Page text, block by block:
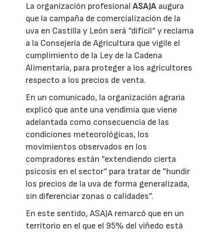
La organización profesionalASAJA augura
que la campaña de comercialización de la
uva en Castilla y León será “difícil“ y reclama
a la Consejería de Agricultura que vigile el
cumplimiento de la Ley de la Cadena
Alimentaria, para proteger a los agricultores
respecto a los precios de venta.
En un comunicado, la organización agraria
explicó que ante una vendimia que viene
adelantada como consecuencia de las
condiciones meteorológicas, los
movimientos observados en los
compradores están ”extendiendo cierta
psicosis en el sector“ para tratar de ”hundir
los precios de la uva de forma generalizada,
sin diferenciar zonas o calidades”.
En este sentido, ASAJA remarcó que en un
territorio en el que el 95% del viñedo está